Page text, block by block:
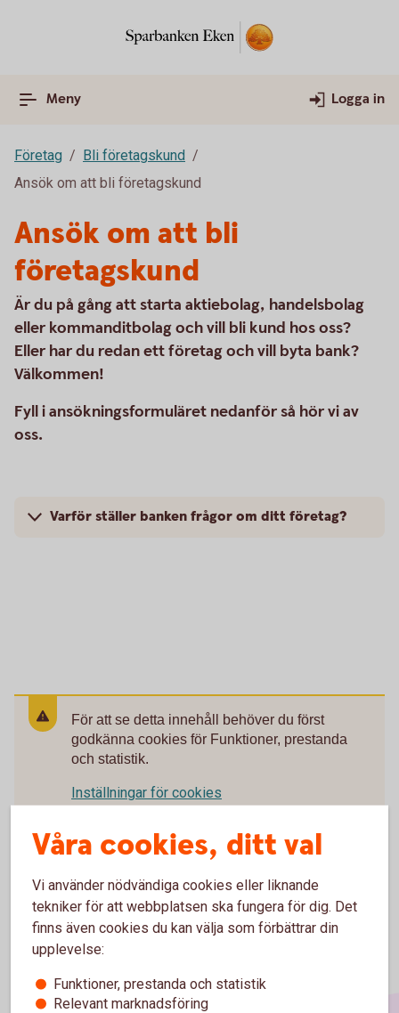
Meny Logga in
Företag
Bli företagskund
Ansök om att bli företagskund
Ansök om att bli
företagskund
Är du på gång att starta aktiebolag, handelsbolag
eller kommanditbolag och vill bli kund hos oss?
Eller har du redan ett företag och vill byta bank?
Välkommen!
Fyll i ansökningsformuläret nedanför så hör vi av
oss.
Varför ställer banken frågor om ditt företag?
För att se detta innehåll behöver du först
godkänna cookies för Funktioner, prestanda
och statistik.
Inställningar för cookies
Våra cookies, ditt val
Vi använder nödvändiga cookies eller liknande
tekniker för att webbplatsen ska fungera för dig. Det
finns även cookies du kan välja som förbättrar din
upplevelse:
Funktioner, prestanda och statistik
Relevant marknadsföring